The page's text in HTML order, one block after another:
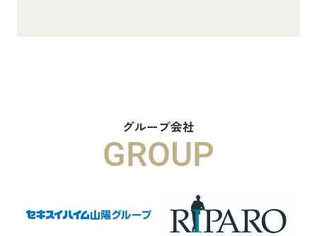
7.4万円
グループ会社
GROUP